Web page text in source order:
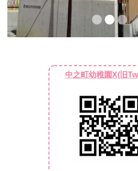
お知らせ
幼稚園説明会のお知
令和９年度入園者を対象とした「